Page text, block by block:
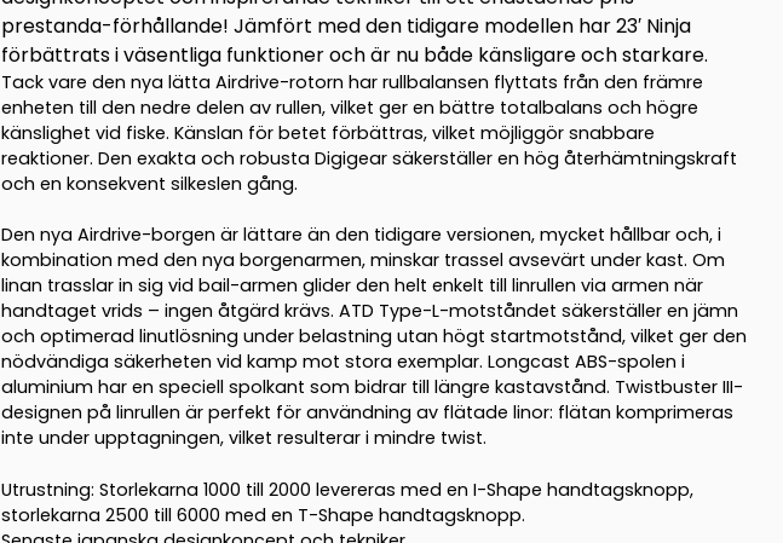
prestanda-förhållande! Jämfört med den tidigare modellen har 23′ Ninja
förbättrats i väsentliga funktioner och är nu både känsligare och starkare.
Tack vare den nya lätta Airdrive-rotorn har rullbalansen flyttats från den främre
enheten till den nedre delen av rullen, vilket ger en bättre totalbalans och högre
känslighet vid fiske. Känslan för betet förbättras, vilket möjliggör snabbare
reaktioner. Den exakta och robusta Digigear säkerställer en hög återhämtningskraft
och en konsekvent silkeslen gång.
Den nya Airdrive-borgen är lättare än den tidigare versionen, mycket hållbar och, i
kombination med den nya borgenarmen, minskar trassel avsevärt under kast. Om
linan trasslar in sig vid bail-armen glider den helt enkelt till linrullen via armen när
handtaget vrids – ingen åtgärd krävs. ATD Type-L-motståndet säkerställer en jämn
och optimerad linutlösning under belastning utan högt startmotstånd, vilket ger den
nödvändiga säkerheten vid kamp mot stora exemplar. Longcast ABS-spolen i
aluminium har en speciell spolkant som bidrar till längre kastavstånd. Twistbuster III-
designen på linrullen är perfekt för användning av flätade linor: flätan komprimeras
inte under upptagningen, vilket resulterar i mindre twist.
Utrustning: Storlekarna 1000 till 2000 levereras med en I-Shape handtagsknopp,
storlekarna 2500 till 6000 med en T-Shape handtagsknopp.